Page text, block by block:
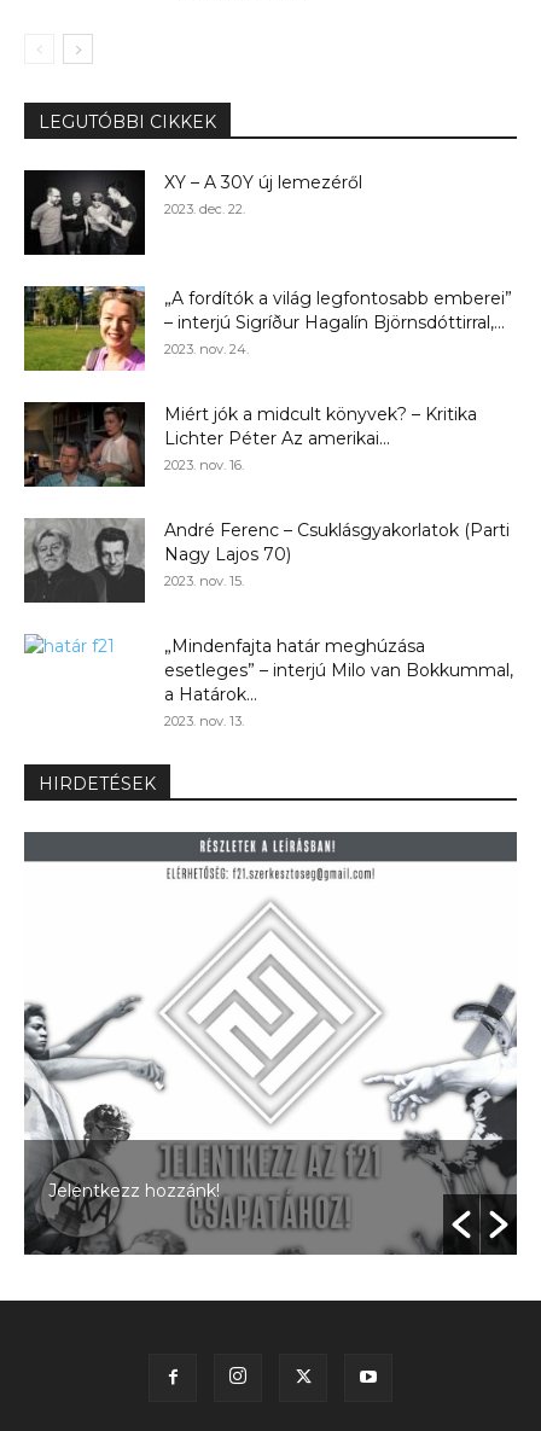
LEGUTÓBBI CIKKEK
XY – A 30Y új lemezéről
2023. dec. 22.
„A fordítók a világ legfontosabb emberei”
– interjú Sigríður Hagalín Björnsdóttirral,...
2023. nov. 24.
Miért jók a midcult könyvek? – Kritika
Lichter Péter Az amerikai...
2023. nov. 16.
André Ferenc – Csuklásgyakorlatok (Parti
Nagy Lajos 70)
2023. nov. 15.
„Mindenfajta határ meghúzása
esetleges” – interjú Milo van Bokkummal,
a Határok...
2023. nov. 13.
HIRDETÉSEK
Jelentkezz hozzánk!